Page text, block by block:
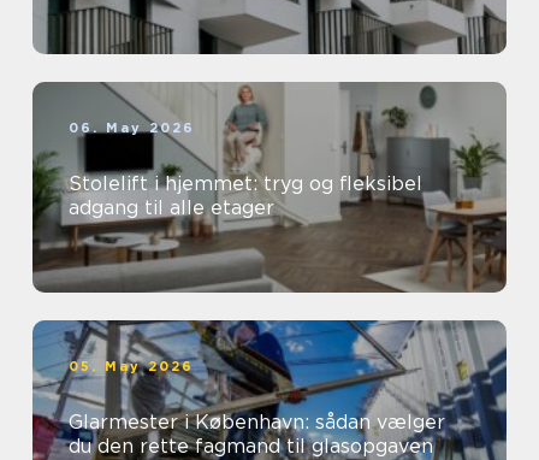
06. May 2026
Stolelift i hjemmet: tryg og fleksibel
adgang til alle etager
05. May 2026
Glarmester i København: sådan vælger
du den rette fagmand til glasopgaven